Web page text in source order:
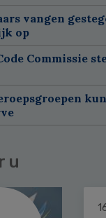
vangen
op
Commissie
u